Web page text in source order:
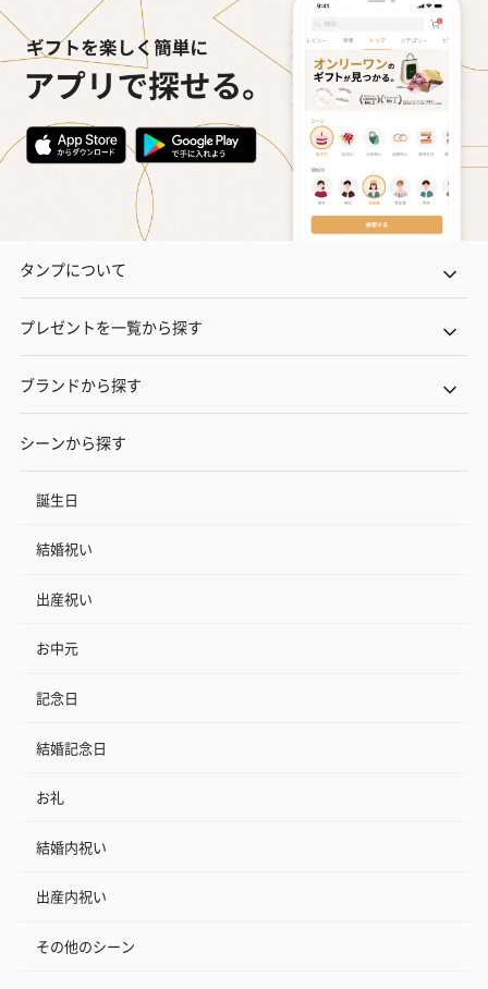
タンプについて
プレゼントを一覧から探す
ブランドから探す
シーンから探す
誕生日
結婚祝い
出産祝い
お中元
記念日
結婚記念日
お礼
結婚内祝い
出産内祝い
その他のシーン